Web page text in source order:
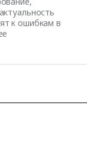
к ошибкам в